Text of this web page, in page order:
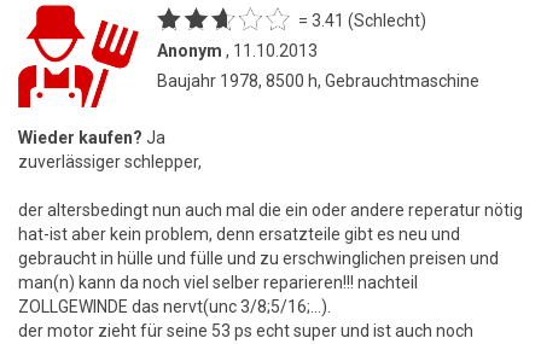
= 3.41 (Schlecht)
Anonym , 11.10.2013
Baujahr 1978, 8500 h, Gebrauchtmaschine
Wieder kaufen? Ja
zuverlässiger schlepper,
der altersbedingt nun auch mal die ein oder andere reperatur nötig
hat-ist aber kein problem, denn ersatzteile gibt es neu und
gebraucht in hülle und fülle und zu erschwinglichen preisen und
man(n) kann da noch viel selber reparieren!!! nachteil
ZOLLGEWINDE das nervt(unc 3/8;5/16;...).
der motor zieht für seine 53 ps echt super und ist auch noch